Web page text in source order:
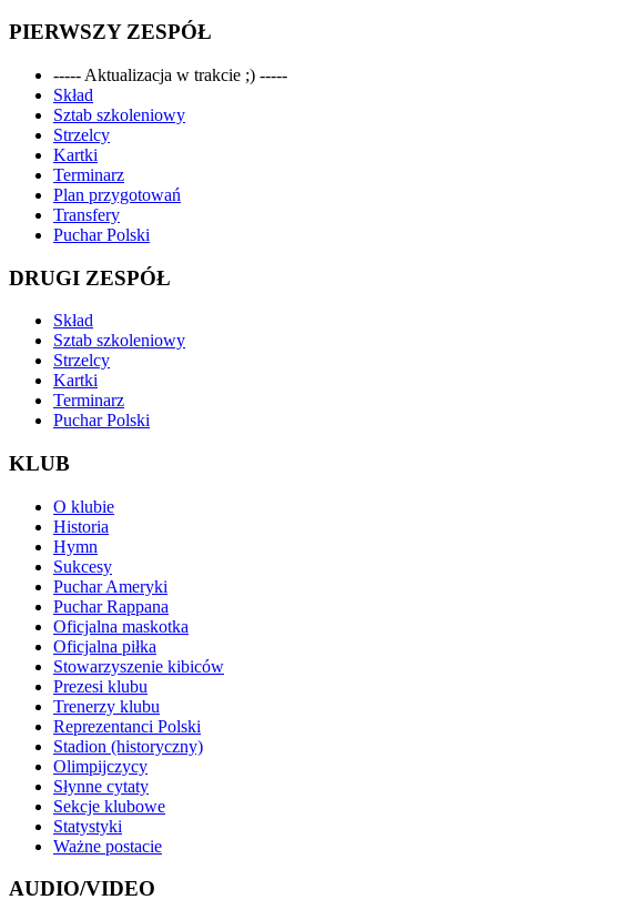
PIERWSZY ZESPÓŁ
----- Aktualizacja w trakcie ;) -----
Skład
Sztab szkoleniowy
Strzelcy
Kartki
Terminarz
Plan przygotowań
Transfery
Puchar Polski
DRUGI ZESPÓŁ
Skład
Sztab szkoleniowy
Strzelcy
Kartki
Terminarz
Puchar Polski
KLUB
O klubie
Historia
Hymn
Sukcesy
Puchar Ameryki
Puchar Rappana
Oficjalna maskotka
Oficjalna piłka
Stowarzyszenie kibiców
Prezesi klubu
Trenerzy klubu
Reprezentanci Polski
Stadion (historyczny)
Olimpijczycy
Słynne cytaty
Sekcje klubowe
Statystyki
Ważne postacie
AUDIO/VIDEO